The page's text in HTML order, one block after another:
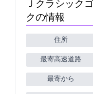
Ｊクラシック
クGC)の情報
住所
最寄高速道路
最寄ICから